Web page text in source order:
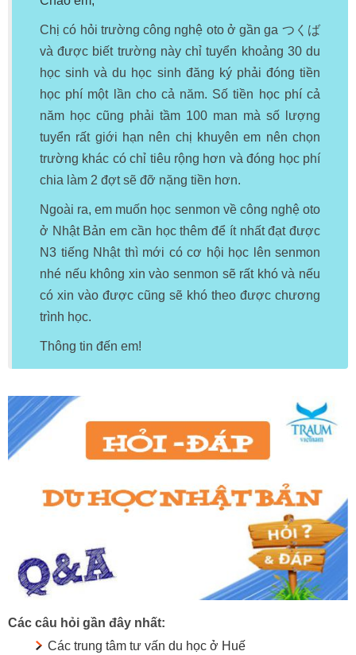
Chị có hỏi trường công nghệ oto ở gần ga つくば
và được biết trường này chỉ tuyển khoảng 30 du
học sinh và du học sinh đăng ký phải đóng tiền
học phí một lần cho cả năm. Số tiền học phí cả
năm học cũng phải tầm 100 man mà số lượng
tuyển rất giới hạn nên chị khuyên em nên chọn
trường khác có chỉ tiêu rộng hơn và đóng học phí
chia làm 2 đợt sẽ đỡ nặng tiền hơn.
Ngoài ra, em muốn học senmon về công nghệ oto
ở Nhật Bản em cần học thêm để ít nhất đạt được
N3 tiếng Nhật thì mới có cơ hội học lên senmon
nhé nếu không xin vào senmon sẽ rất khó và nếu
có xin vào được cũng sẽ khó theo được chương
trình học.
Thông tin đến em!
Các câu hỏi gần đây nhất:
Các trung tâm tư vấn du học ở Huế